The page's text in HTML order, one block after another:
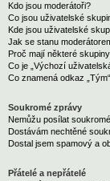
Kdo jsou moderátoři?
Co jsou uživatelské
Kde jsou uživatelské
Jak se stanu
Proč mají některé
Co je „Výchozí
Co znamená odkaz
Soukromé zprávy
Nemůžu posílat
Dostávám nechtěné
Dostal jsem spamový a
Přátelé a nepřátelé